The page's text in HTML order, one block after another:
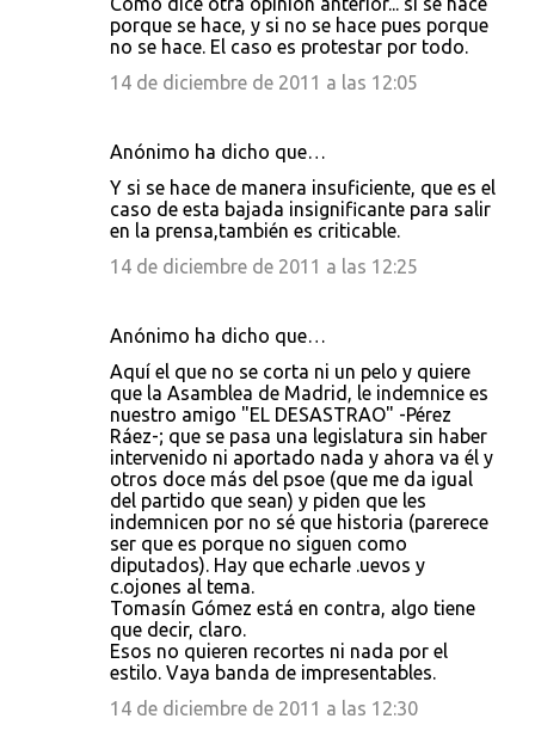
porque se hace, y si no se hace pues porque
no se hace. El caso es protestar por todo.
14 de diciembre de 2011 a las 12:05
Anónimo ha dicho que…
Y si se hace de manera insuficiente, que es el
caso de esta bajada insignificante para salir
en la prensa,también es criticable.
14 de diciembre de 2011 a las 12:25
Anónimo ha dicho que…
Aquí el que no se corta ni un pelo y quiere
que la Asamblea de Madrid, le indemnice es
nuestro amigo "EL DESASTRAO" -Pérez
Ráez-; que se pasa una legislatura sin haber
intervenido ni aportado nada y ahora va él y
otros doce más del psoe (que me da igual
del partido que sean) y piden que les
indemnicen por no sé que historia (parerece
ser que es porque no siguen como
diputados). Hay que echarle .uevos y
c.ojones al tema.
Tomasín Gómez está en contra, algo tiene
que decir, claro.
Esos no quieren recortes ni nada por el
estilo. Vaya banda de impresentables.
14 de diciembre de 2011 a las 12:30